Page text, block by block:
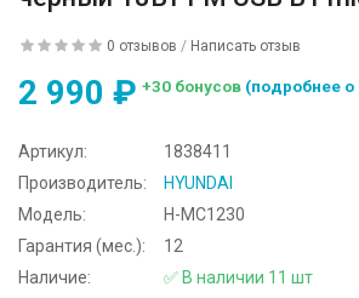
0 отзывов / Написать отзыв
2 990 ₽ +30 бонусов (подробнее о
Артикул:
1838411
Производитель:
HYUNDAI
Модель:
H-MC1230
Гарантия (мес.):
12
Наличие:
✅ В наличии 11 шт